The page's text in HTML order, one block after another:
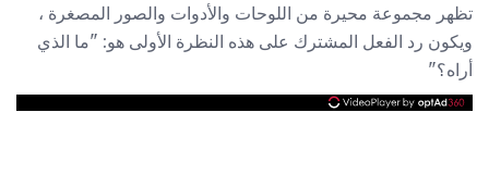
تظهر مجموعة محيرة من اللوحات والأدوات والصور المصغرة ،
ويكون رد الفعل المشترك على هذه النظرة الأولى هو: "ما الذي
أراه؟"